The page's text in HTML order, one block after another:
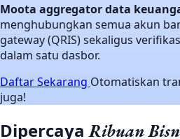
Moota aggregator data
menghubungkan semua akun
gateway (QRIS) sekaligus
dalam satu dasbor.
Daftar Sekarang Otomatiskan
juga!
Dipercaya Ribuan